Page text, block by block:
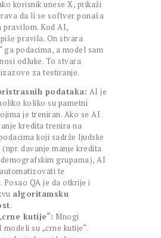
korisnik unese X, prikaži
da li se softver ponaša
pravilom. Kod AI,
pravila. On stvara
ga podacima, a model sam
odluke. To stvara
za testiranje.
podataka: AI je
koliko su pametni
je treniran. Ako se AI
kredita trenira na
koji sadrže ljudske
davanje manje kredita
grupama), AI
te
Posao QA je da otkrije i
algoritamsku
.
kutije“: Mnogi
su „crne kutije“.